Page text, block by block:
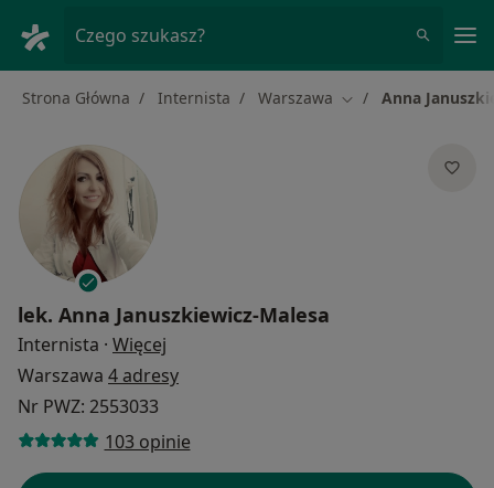
Czego szukasz?
Strona Główna Internista Warszawa Zmień miasto
Anna
lek. Anna Januszkiewicz-Malesa
Internista · Więcej
Warszawa 4 adresy
Nr PWZ: 2553033
103 opinie